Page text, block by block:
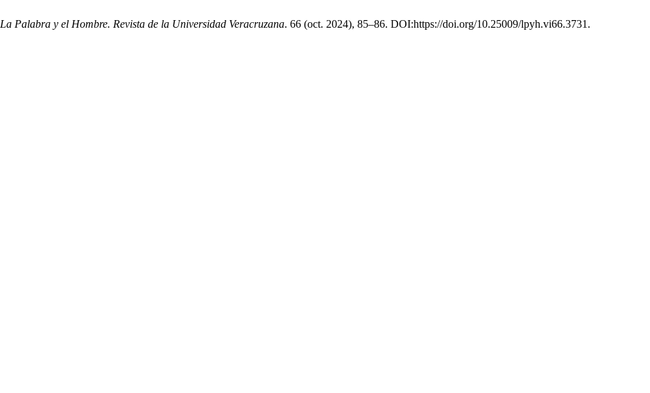
La Palabra y el Hombre. Revista de la Universidad Veracruzana. 66 (oct. 2024), 85–86. DOI:https://doi.org/10.25009/lpyh.vi66.3731.